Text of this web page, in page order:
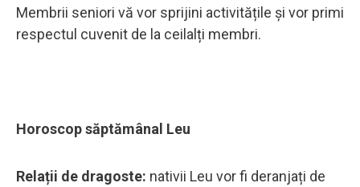
Membrii seniori vă vor sprijini activitățile și vor primi
respectul cuvenit de la ceilalți membri.
Horoscop săptămânal Leu
Relații de dragoste: nativii Leu vor fi deranjați de